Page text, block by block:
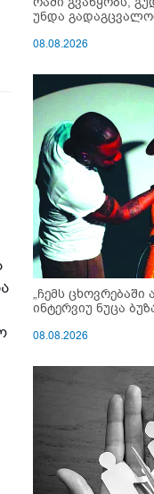
უნდა
08.08.2026
„ჩემს ცხოვრებაში
ინტერვიუ ნუცა
08.08.2026